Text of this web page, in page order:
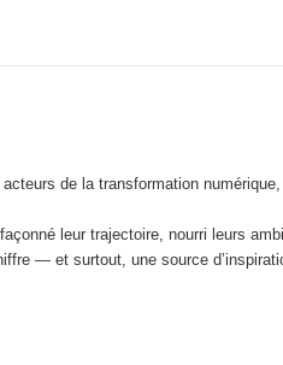
de la transformation
leur trajectoire, nourri leurs
— et surtout, une source